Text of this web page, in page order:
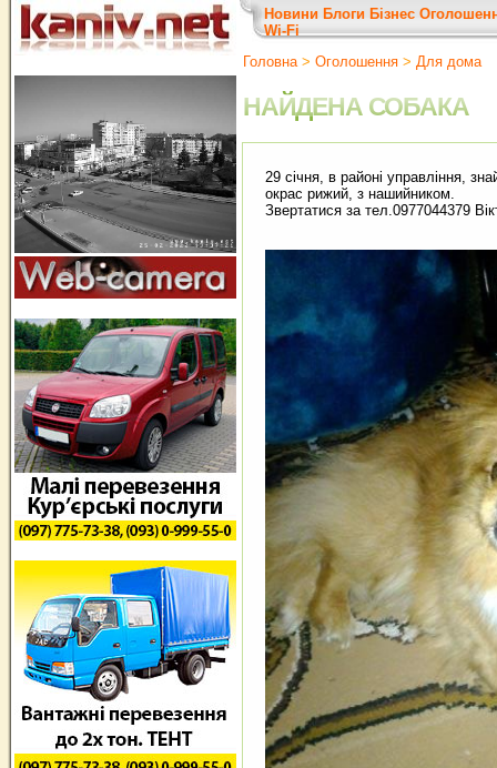
Новини Блоги Бізнес
Wi-Fi
Головна> Оголошення > Для дома
НАЙДЕНА СОБАКА
29 січня, в районі управління,
окрас рижий, з нашийником.
Звертатися за тел.0977044379